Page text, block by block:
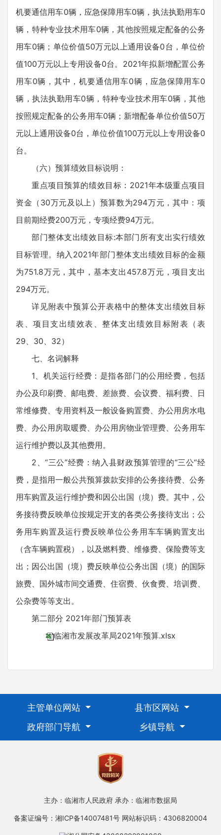
机要通信用车0辆，应急保障用车0辆，执法执勤用车0
辆，特种专业技术用车0辆，其他按照规定配备的公务
用车0辆；单位价值50万元以上通用设备0台，单位价
值100万元以上专用设备0台。2021年拟新增配置公务
用车0辆，其中，机要通信用车0辆，应急保障用车0
辆，执法执勤用车0辆，特种专业技术用车0辆，其他
按照规定配备的公务用车0辆；新增配备单位价值50万
元以上通用设备0台，单位价值100万元以上专用设备0
台。
（六）预算绩效目标说明：
重点项目预算的绩效目标：2021年本级重点项目
资金（30万元及以上）预算数为294万元，其中：项
目前期经费200万元，专项经费94万元。
部门整体支出绩效目标:本部门所有支出实行绩效
目标管理。纳入2021年部门整体支出绩效目标的金额
为751.8万元，其中，基本支出457.8万元，项目支出
294万元。
详见附表中预算公开表格中的整体支出绩效目标
表、项目支出绩效表、整体支出绩效目标附表（表
29、30、32）
七、名词解释
1、机关运行经费：是指各部门的公用经费，包括
办公及印刷费、邮电费、差旅费、会议费、福利费、日
常维修费、专用资料及一般设备购置费、办公用房水电
费、办公用房取暖费、办公用房物业管理费、公务用车
运行维护费以及其他费用。
2、“三公”经费：纳入县财政预算管理的“三公“经
费，是指用一般公共预算拨款安排的公务接待费、公务
用车购置及运行维护费和因公出国（境）费。其中，公
务接待费反映单位按规定开支的各类公务接待支出；公
务用车购置及运行费反映单位公务用车车辆购置支出
（含车辆购置税），以及燃料费、维修费、保险费等支
出；因公出国（境）费反映单位公务出国（境）的国际
旅费、国外城市间交通费、住宿费、伙食费、培训费、
公杂费等等支出。
第二部分 2021年部门预算表
临湘市发展改革局2021年预算.xlsx
主管单位网站
县市区网站
政府部门导航
乡镇导航
主办：临湘市人民政府 承办：临湘市数据局
备案证编号：湘ICP备14007481号 网站标识码：4306820004